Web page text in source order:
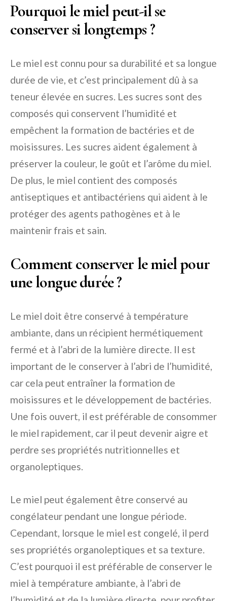
Pourquoi le miel peut-il se
conserver si longtemps ?
Le miel est connu pour sa durabilité et sa longue
durée de vie, et c’est principalement dû à sa
teneur élevée en sucres. Les sucres sont des
composés qui conservent l’humidité et
empêchent la formation de bactéries et de
moisissures. Les sucres aident également à
préserver la couleur, le goût et l’arôme du miel.
De plus, le miel contient des composés
antiseptiques et antibactériens qui aident à le
protéger des agents pathogènes et à le
maintenir frais et sain.
Comment conserver le miel pour
une longue durée ?
Le miel doit être conservé à température
ambiante, dans un récipient hermétiquement
fermé et à l’abri de la lumière directe. Il est
important de le conserver à l’abri de l’humidité,
car cela peut entraîner la formation de
moisissures et le développement de bactéries.
Une fois ouvert, il est préférable de consommer
le miel rapidement, car il peut devenir aigre et
perdre ses propriétés nutritionnelles et
organoleptiques.
Le miel peut également être conservé au
congélateur pendant une longue période.
Cependant, lorsque le miel est congelé, il perd
ses propriétés organoleptiques et sa texture.
C’est pourquoi il est préférable de conserver le
miel à température ambiante, à l’abri de